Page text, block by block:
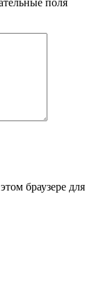
поля
браузере для